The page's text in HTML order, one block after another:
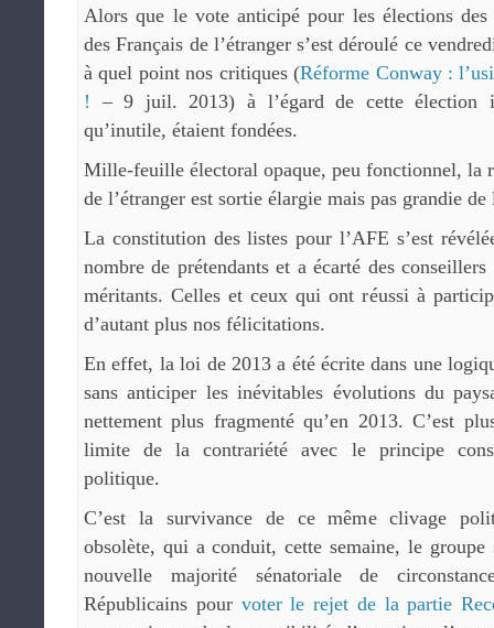
Alors que le vote anticipé pour les élections des
des Français de l’étranger s’est déroulé ce
à quel point nos critiques (Réforme Conway :
! – 9 juil. 2013) à l’égard de cette élection
qu’inutile, étaient fondées.
Mille-feuille électoral opaque, peu fonctionnel, la
de l’étranger est sortie élargie mais pas grandie
La constitution des listes pour l’AFE s’est
nombre de prétendants et a écarté des conseillers
méritants. Celles et ceux qui ont réussi à
d’autant plus nos félicitations.
En effet, la loi de 2013 a été écrite dans une
sans anticiper les inévitables évolutions du
nettement plus fragmenté qu’en 2013. C’est
limite de la contrariété avec le principe
politique.
C’est la survivance de ce même clivage
obsolète, qui a conduit, cette semaine, le groupe
nouvelle majorité sénatoriale de
Républicains pour voter le rejet de la partie